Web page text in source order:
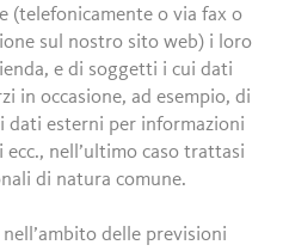
(telefonicamente o via fax o
sul nostro sito web) i loro
e di soggetti i cui dati
in occasione, ad esempio, di
dati esterni per informazioni
nell’ultimo caso trattasi
di natura comune.
delle previsioni